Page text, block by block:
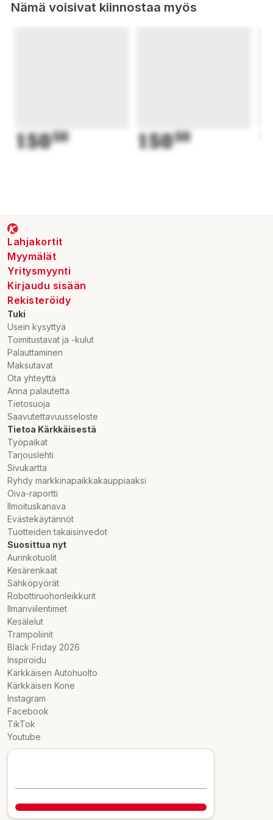
Nämä voisivat kiinnostaa myös
15050 15050
Lahjakortit
Myymälät
Yritysmyynti
Kirjaudu sisään
Rekisteröidy
Tuki
Usein kysyttyä
Toimitustavat ja -kulut
Palauttaminen
Maksutavat
Ota yhteyttä
Anna palautetta
Tietosuoja
Saavutettavuusseloste
Tietoa Kärkkäisestä
Työpaikat
Tarjouslehti
Sivukartta
Ryhdy markkinapaikkakauppiaaksi
Oiva-raportti
Ilmoituskanava
Evästekäytännöt
Tuotteiden takaisinvedot
Suosittua nyt
Aurinkotuolit
Kesärenkaat
Sähköpyörät
Robottiruohonleikkurit
Ilmanviilentimet
Kesälelut
Trampoliinit
Black Friday 2026
Inspiroidu
Kärkkäisen Autohuolto
Kärkkäisen Kone
Instagram
Facebook
TikTok
Youtube